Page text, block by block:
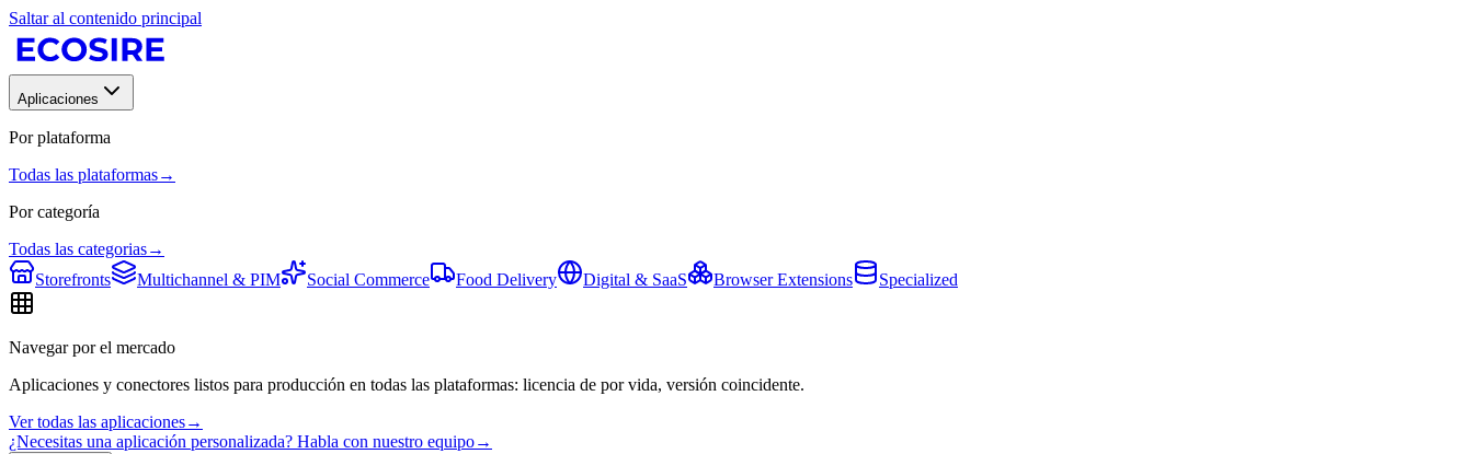
Saltar al contenido principal
Aplicaciones
Por plataforma
Todas las plataformas→
Por categoría
Todas las categorias→
Storefronts
Multichannel & PIM Social Commerce Food Delivery Digital & SaaS Browser Extensions Specialized
Navegar por el mercado
Aplicaciones y conectores listos para producción en todas las plataformas: licencia de por vida, versión coincidente.
Ver todas las aplicaciones→
¿Necesitas una aplicación personalizada? Habla con nuestro equipo→